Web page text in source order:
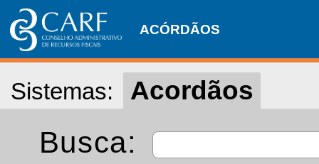
ACÓRDÃOS
Sistemas: Acordãos
Busca: